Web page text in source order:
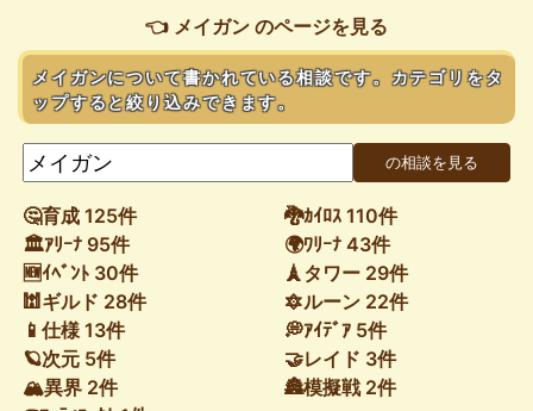
👈 メイガン のページを見る
メイガンについて書かれている相談です。カテゴリをタ
ップすると絞り込みできます。
🤔育成 125件
🐉ｶｲﾛｽ 110件
🏛ｱﾘｰﾅ 95件
🌍ﾜﾘｰﾅ 43件
🆕ｲﾍﾞﾝﾄ 30件
🗼タワー 29件
🕍ギルド 28件
🔯ルーン 22件
📱仕様 13件
💭ｱｲﾃﾞｱ 5件
🪐次元 5件
🤝レイド 3件
🏔異界 2件
🏯模擬戦 2件